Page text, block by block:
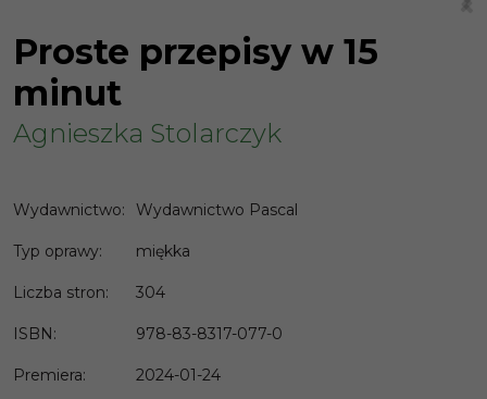
Proste przepisy w 15
minut
Agnieszka Stolarczyk
Wydawnictwo: Wydawnictwo Pascal
Typ oprawy: miękka
Liczba stron: 304
ISBN: 978-83-8317-077-0
Premiera: 2024-01-24